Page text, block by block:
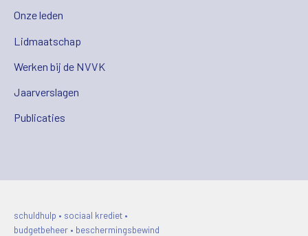
Onze leden
Lidmaatschap
Werken bij de NVVK
Jaarverslagen
Publicaties
schuldhulp • sociaal krediet •
budgetbeheer • beschermingsbewind